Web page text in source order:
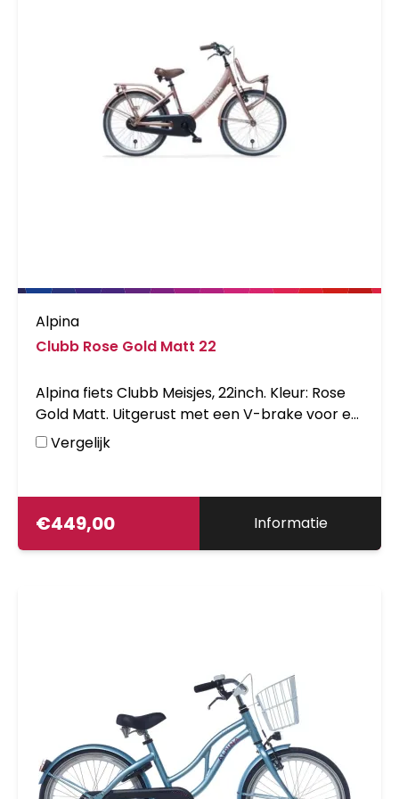
Alpina
Clubb Rose Gold Matt 22
Alpina fiets Clubb Meisjes, 22inch. Kleur: Rose
Gold Matt. Uitgerust met een V-brake voor en
een remnaaf achter, inclusief voordrager,
aluminium frame. Kleurnummer: YS 8360 Matt.
Vergelijk
€449,00 Informatie